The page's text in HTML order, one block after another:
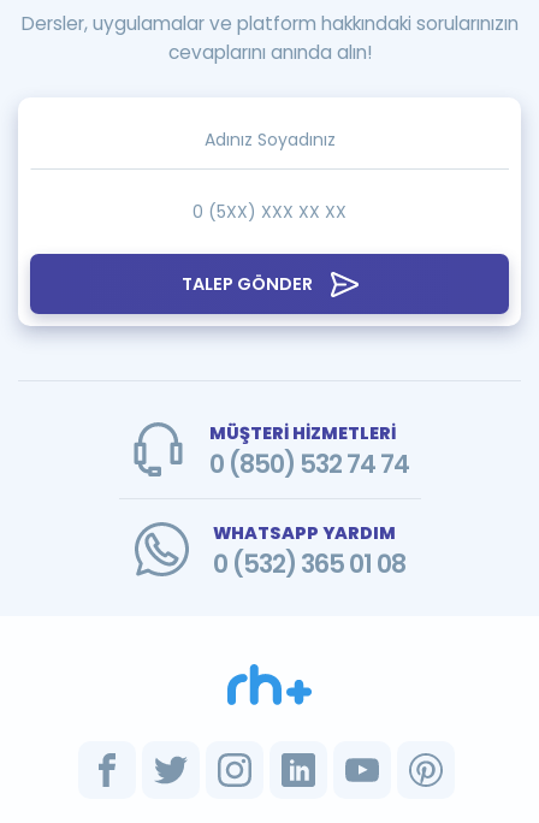
TALEP GÖNDER
Dersler, uygulamalar ve platform hakkındaki sorularınızın
cevaplarını anında alın!
MÜŞTERİ HİZMETLERİ
0 (850) 532 74 74
WHATSAPP YARDIM
0 (532) 365 01 08